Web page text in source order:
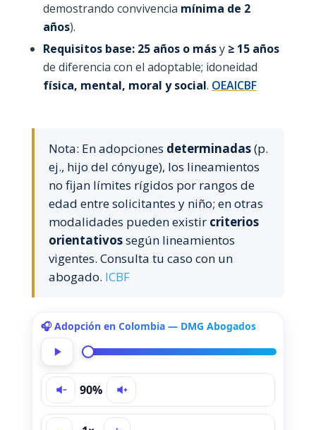
demostrando convivencia mínima de 2
años).
Requisitos base: 25 años o másy ≥ 15 años
de diferencia con el adoptable; idoneidad
física, mental, moral y social. OEAICBF
Nota: En adopciones determinadas(p.
ej., hijo del cónyuge), los lineamientos
no fijan límites rígidos por rangos de
edad entre solicitantes y niño; en otras
modalidades pueden existir criterios
orientativossegún lineamientos
vigentes. Consulta tu caso con un
abogado. ICBF
🎧 Adopción en Colombia — DMG Abogados
90%